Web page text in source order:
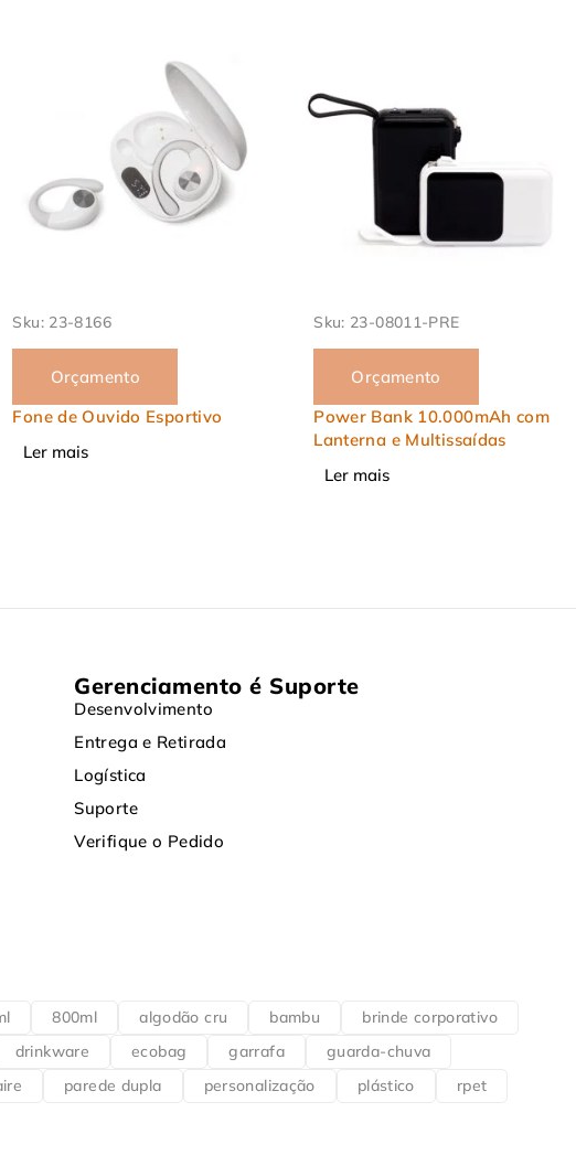
Sku: 23-08011-PRE
Orçamento
Power Bank 10.000mAh com
Sku: 23-9002
Orçamento
Fone de Ouvido Bluetooth
com Case Carregador
Ler mais
Gerenciamento é Suporte
Desenvolvimento
Entrega e Retirada
Logística
Suporte
Verifique o Pedido
800ml algodão cru bambu
brinde corporativo
drinkware ecobag garrafa
guarda-chuva
parede dupla personalização plástico
rpet